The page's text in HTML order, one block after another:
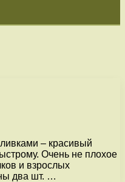
– красивый
Очень не плохое
и взрослых
два шт. …